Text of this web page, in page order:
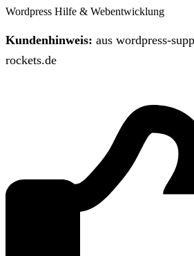
Wordpress Hilfe & Webentwicklung
Kundenhinweis: aus wordpress-
rockets.de